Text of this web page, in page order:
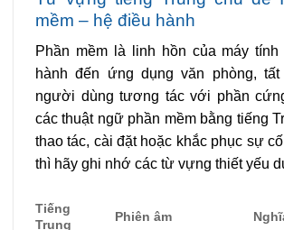
mềm – hệ điều hành
Phần mềm là linh hồn của máy
hành đến ứng dụng văn phòng,
người dùng tương tác với phần
các thuật ngữ phần mềm bằng tiếng
thao tác, cài đặt hoặc khắc phục sự
thì hãy ghi nhớ các từ vựng thiết yếu
Tiếng
Trung
Phiên âm